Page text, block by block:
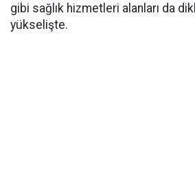
gibi sağlık hizmetleri alanları da
yükselişte.